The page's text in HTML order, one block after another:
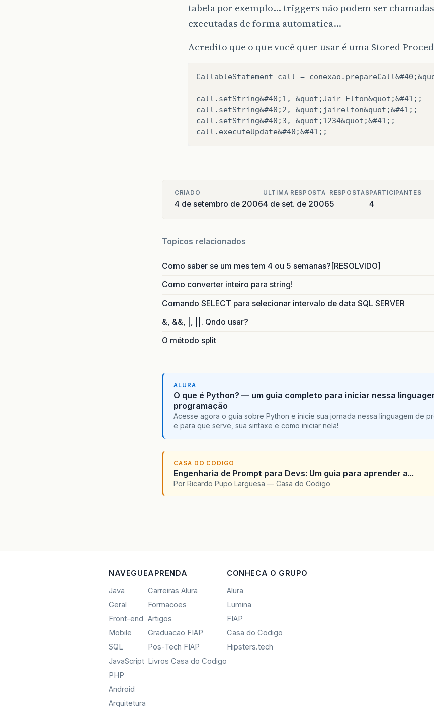
tabela por exemplo... triggers não podem ser
executadas de forma automatica...
Acredito que o que você quer usar é uma Stored
CallableStatement call =
call.setString&#40;1, &quot;Jair Elton&quot;&#41;;
call.setString&#40;2, &quot;jairelton&quot;&#41;;
call.setString&#40;3, &quot;1234&quot;&#41;;
CRIADO
4 de setembro de 2006
ULTIMA RESPOSTA
4 de set. de 2006
RESPOSTAS
5
PARTICIPANTES
4
Topicos relacionados
Como saber se um mes tem 4 ou 5 semanas?[RESOLVIDO]
Como converter inteiro para string!
Comando SELECT para selecionar intervalo de data SQL SERVER
&, &&, |, ||. Qndo usar?
O método split
ALURA
O que é Python? — um guia completo para iniciar nessa
programação
Acesse agora o guia sobre Python e inicie sua jornada nessa linguagem de
e para que serve, sua sintaxe e como iniciar nela!
CASA DO CODIGO
Engenharia de Prompt para Devs: Um guia para aprender a...
Por Ricardo Pupo Larguesa — Casa do Codigo
NAVEGUE
Java
Geral
Front-end
Mobile
SQL
JavaScript
PHP
Android
Arquitetura
APRENDA
Carreiras Alura
Formacoes
Artigos
Graduacao FIAP
Pos-Tech FIAP
Livros Casa do Codigo
CONHECA O GRUPO
Alura
Lumina
FIAP
Casa do Codigo
Hipsters.tech